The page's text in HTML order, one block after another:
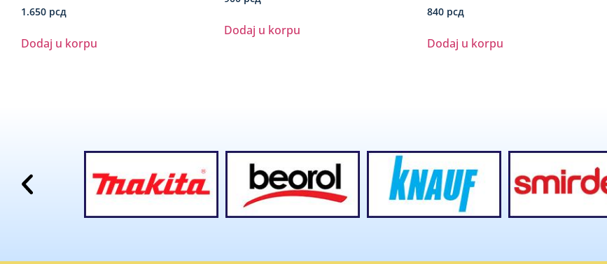
1.650 рсд
Dodaj u korpu
Dodaj u korpu
840 рсд
Dodaj u korpu